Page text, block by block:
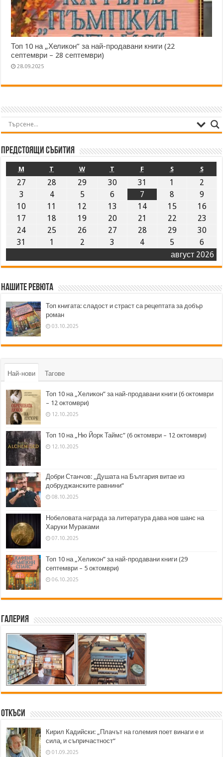
Топ 10 на „Хеликон” за най-продавани книги (22
септември – 28 септември)
28.09.2025
Предстоящи събития
август 2026
M T W T F S S
27 28 29 30 31 1
2
3
4 5 6 7 8
9
10
11 12 13 14 15
16
17
18 19 20 21 22
23
24
25 26 27 28 29
30
31
1 2 3 4 5 6
Нашите ревюта
Топ книгата: сладост и страст са рецептата за добър
роман
03.10.2025
Най-нови Тагове
Топ 10 на „Хеликон” за най-продавани книги (6 октомври
– 12 октомври)
12.10.2025
Топ 10 на „Ню Йорк Таймс” (6 октомври – 12 октомври)
12.10.2025
Добри Станчов: „Душата на България витае из
добруджанските равнини“
08.10.2025
Нобеловата награда за литература дава нов шанс на
Харуки Мураками
07.10.2025
Топ 10 на „Хеликон” за най-продавани книги (29
септември – 5 октомври)
06.10.2025
Галерия
Откъси
Кирил Кадийски: „Плачът на големия поет винаги е и
сила, и съпричастност“
01.09.2025